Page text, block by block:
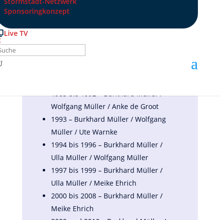
Sponsoringkonzept
Live TV
1974 und 1975 – Horst Müller
1976 und 1977 – Karin Schmidt
1978 bis 1980 – Karin Schmidt /
Burkhard Müller
1981 bis 1984 – Burkhard Müller /
1985 bis 1992 – Burkhard Müller /
Wolfgang Müller / Anke de Groot
1993 – Burkhard Müller / Wolfgang
Müller / Ute Warnke
1994 bis 1996 – Burkhard Müller /
Ulla Müller / Wolfgang Müller
1997 bis 1999 – Burkhard Müller /
Ulla Müller / Meike Ehrich
2000 bis 2008 – Burkhard Müller /
Meike Ehrich